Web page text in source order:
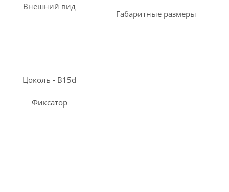
Внешний вид
Цоколь - B15d
Габаритные размеры
Фиксатор